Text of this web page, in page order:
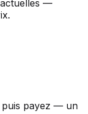
actuelles —
puis payez — un